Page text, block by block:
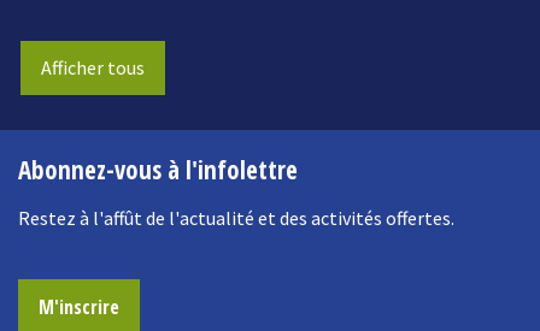
Afficher tous
Abonnez-vous à l'infolettre
Restez à l'affût de l'actualité et des activités offertes.
M'inscrire